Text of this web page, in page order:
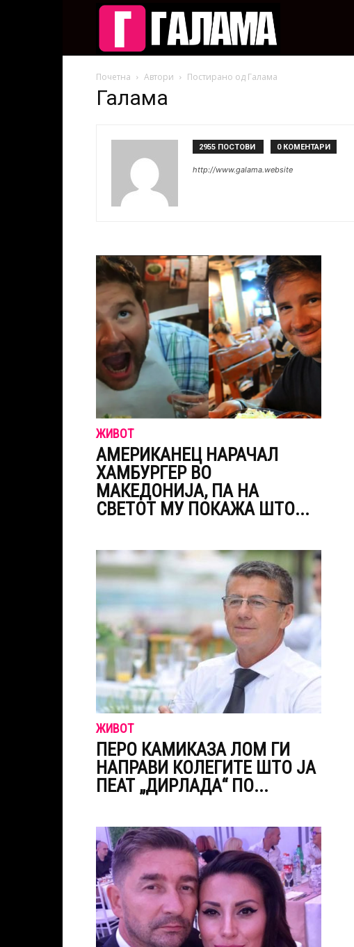
Почетна Автори Постирано од Галама
Галама
2955 ПОСТОВИ 0 КОМЕНТАРИ
http://www.galama.website
ЖИВОТ
АМЕРИКАНЕЦ НАРАЧАЛ
ХАМБУРГЕР ВО
МАКЕДОНИЈА, ПА НА
СВЕТОТ МУ ПОКАЖА ШТО...
ЖИВОТ
ПЕРО КАМИКАЗА ЛОМ ГИ
НАПРАВИ КОЛЕГИТЕ ШТО ЈА
ПЕАТ „ДИPЛАДА“ ПО...